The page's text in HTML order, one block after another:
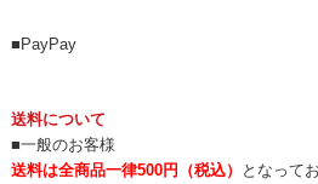
■PayPay
送料について
■一般のお客様
送料は全商品一律500円（税込）
となって